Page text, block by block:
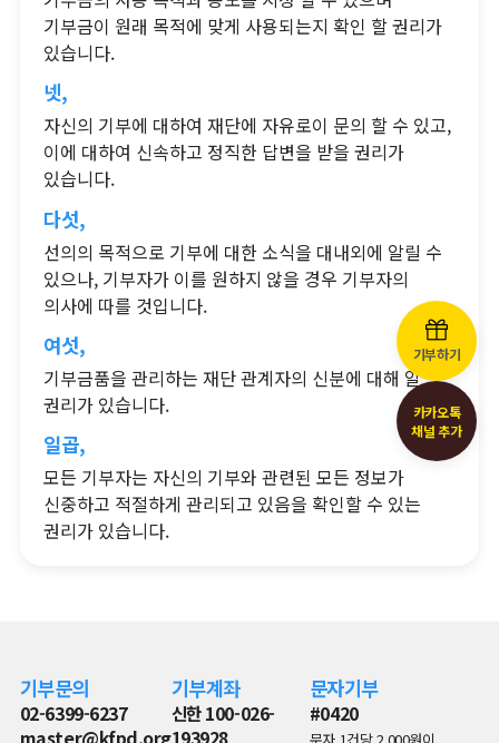
기부금이 원래 목적에 맞게 사용되는지 확인 할 권리가
있습니다.
넷,
자신의 기부에 대하여 재단에 자유로이 문의 할 수 있고,
이에 대하여 신속하고 정직한 답변을 받을 권리가
있습니다.
다섯,
선의의 목적으로 기부에 대한 소식을 대내외에 알릴 수
있으나, 기부자가 이를 원하지 않을 경우 기부자의
의사에 따를 것입니다.
여섯,
기부금품을 관리하는 재단 관계자의 신분에 대해 알
권리가 있습니다.
일곱,
모든 기부자는 자신의 기부와 관련된 모든 정보가
신중하고 적절하게 관리되고 있음을 확인할 수 있는
권리가 있습니다.
기부하기
카카오톡
채널 추가
기부문의
02-6399-6237
기부계좌
신한 100-026-
문자기부
#0420